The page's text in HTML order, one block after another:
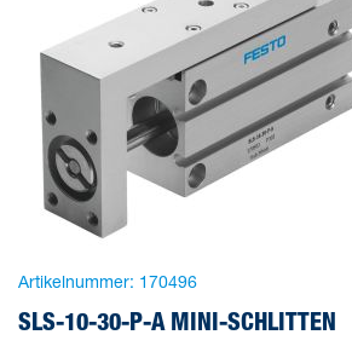
Artikelnummer: 170496
SLS-10-30-P-A MINI-SCHLITTEN